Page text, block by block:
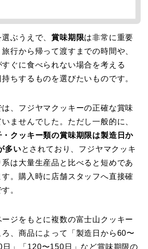
ぶうえで、 賞味期限は非常に重要
行から帰って渡すまでの時間や、
ぐに食べられない場合を考える
ちするものを選びたいものです。
、フジヤマクッキーの正確な賞味
ませんでした。ただし一般的に、
クッキー類の賞味期限は製造日か
多いとされており、フジヤマクッキ
は大量生産品と比べると短めであ
。購入時に店舗スタッフへ直接確
。
ジをもとに複数の富士山クッキー
、商品によって「製造日から60〜
」「120〜150日」など賞味期限の